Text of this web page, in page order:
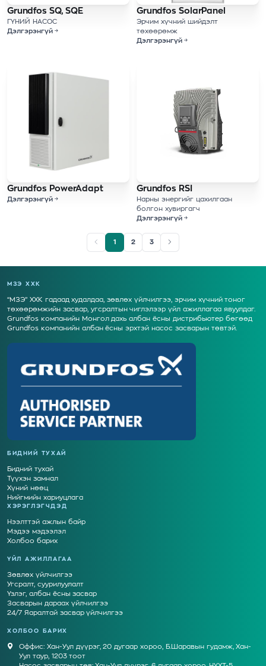
Grundfos SQ, SQE
ГҮНИЙ НАСОС
Дэлгэрэнгүй
Grundfos SolarPanel
Эрчим хүчний шийдэлт
төхөөрөмж
Дэлгэрэнгүй
Grundfos PowerAdapt
Дэлгэрэнгүй
Grundfos RSI
Нарны энергийг цахилгаан
болгон хувиргагч
Дэлгэрэнгүй
1 2 3
МЗЭ ХХК
“МЗЭ” ХХК гадаад худалдаа, зөвлөх үйлчилгээ, эрчим хүчний тоног
төхөөрөмжийн засвар, угсралтын чиглэлээр үйл ажиллагаа явуулдаг.
Grundfos компанийн Монгол дахь албан ёсны дистрибьютер бөгөөд
Grundfos компанийн албан ёсны эрхтэй насос засварын төвтэй.
БИДНИЙ ТУХАЙ
Бидний тухай
Түүхэн замнал
Хүний нөөц
Нийгмийн хариуцлага
ХЭРЭГЛЭГЧДЭД
Нээлттэй ажлын байр
Мэдээ мэдээлэл
Холбоо барих
ҮЙЛ АЖИЛЛАГАА
Зөвлөх үйлчилгээ
Угсралт, суурилуулалт
Үзлэг, албан ёсны засвар
Засварын дараах үйлчилгээ
24/7 Яаралтай засвар үйлчилгээ
ХОЛБОО БАРИХ
Оффис: Хан-Уул дүүрэг, 20 дугаар хороо, Б.Шаравын гудамж, Хан-
Уул таур, 1203 тоот